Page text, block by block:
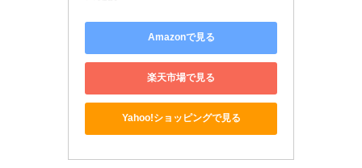
Amazonで見る
楽天市場で見る
Yahoo!ショッピングで見る